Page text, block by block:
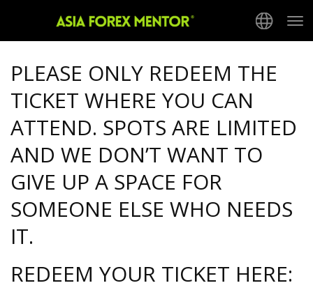
PLEASE ONLY REDEEM THE
TICKET WHERE YOU CAN
ATTEND. SPOTS ARE LIMITED
AND WE DON’T WANT TO
GIVE UP A SPACE FOR
SOMEONE ELSE WHO NEEDS
IT.
REDEEM YOUR TICKET HERE: